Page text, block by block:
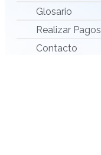
Glosario
Realizar Pagos
Contacto